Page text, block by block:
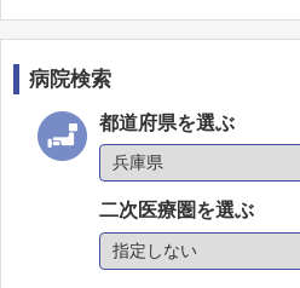
病院検索
都道府県を選ぶ
二次医療圏を選ぶ